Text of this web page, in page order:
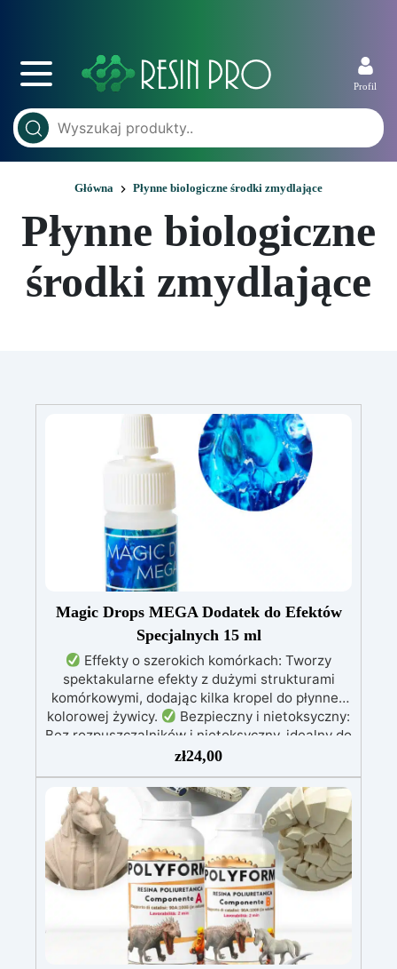
Profil
Główna Płynne biologiczne środki zmydlające
Płynne biologiczne
środki zmydlające
Magic Drops MEGA Dodatek do Efektów
Specjalnych 15 ml
Effekty o szerokich komórkach: Tworzy
spektakularne efekty z dużymi strukturami
komórkowymi, dodając kilka kropel do płynnej,
kolorowej żywicy.
Bezpieczny i nietoksyczny:
Bez rozpuszczalników i nietoksyczny, idealny do
pracy twórczej w zamkniętych
pomieszczeniach.
Kompatybilność: Działa z
żywicami epoksydowymi, poliestrowymi i
poliuretanowymi, gdy są jeszcze płynne,
stymulując tworzenie koncentrycznych
okręgów.
Łatwa aplikacja: Dodaj Magic
Drops MEGA do żywicy przed jej wylaniem lub
zaraz po warstwowej aplikacji, aby uzyskać
natychmiastowe efekty.
Łatwe czyszczenie:
Po utwardzeniu resztki łatwo usunąć za
pomocą alkoholu lub acetonu, uzyskując
doskonałe wykończenie.
zł24,00